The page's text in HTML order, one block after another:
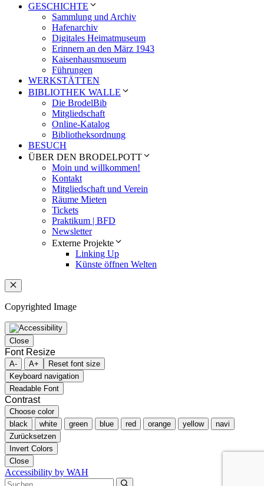
GESCHICHTE
Sammlung und Archiv
Hafenarchiv
Digitales Heimatmuseum
Erinnern an den März 1943
Kaisenhausmuseum
Führungen
WERKSTÄTTEN
BIBLIOTHEK WALLE
Die BrodelBib
Mitgliedschaft
Online-Katalog
Bibliotheksordnung
BESUCH
ÜBER DEN BRODELPOTT
Moin und willkommen!
Kontakt
Mitgliedschaft und Verein
Räume Mieten
Tickets
Praktikum | BFD
Newsletter
Externe Projekte
Linking Up
Künste öffnen Welten
Schließen
Copyrighted Image
Close
Font Resize
A- A+
Reset font size
Keyboard navigation
Readable Font
Contrast
Choose color
black
white green blue red orange yellow
navi
Zurücksetzen
Invert Colors
Close
Accessibility by WAH
Suchen